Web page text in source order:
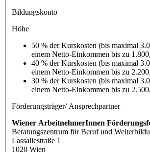
Bildungskonto
Höhe
50 % der Kurskosten (bis maximal
einem Netto-Einkommen bis zu
40 % der Kurskosten (bis maximal
einem Netto-Einkommen bis zu
30 % der Kurskosten (bis maximal
einem Netto-Einkommen bis zu
Förderungsträger/ Ansprechpartner
Wiener ArbeitnehmerInnen
Beratungszentrum für Beruf und
Lassallestraße 1
1020 Wien